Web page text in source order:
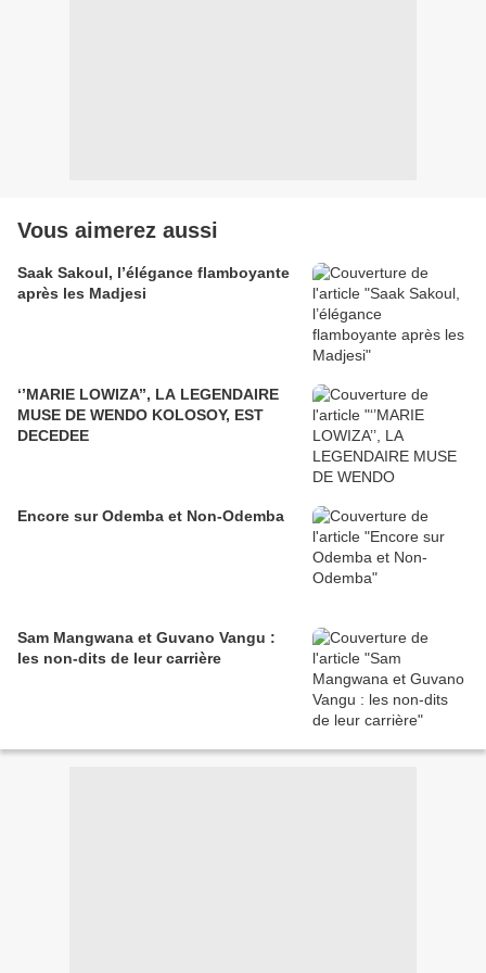
Vous aimerez aussi
Saak Sakoul, l’élégance flamboyante
après les Madjesi
‘’MARIE LOWIZA’’, LA LEGENDAIRE
MUSE DE WENDO KOLOSOY, EST
DECEDEE
Encore sur Odemba et Non-Odemba
Sam Mangwana et Guvano Vangu :
les non-dits de leur carrière